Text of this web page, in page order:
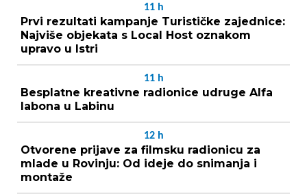
11 h
Prvi rezultati kampanje Turističke zajednice:
Najviše objekata s Local Host oznakom
upravo u Istri
11 h
Besplatne kreativne radionice udruge Alfa
labona u Labinu
12 h
Otvorene prijave za filmsku radionicu za
mlade u Rovinju: Od ideje do snimanja i
montaže